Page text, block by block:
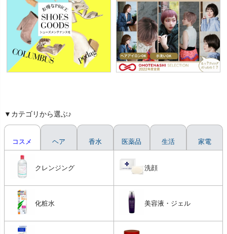
▼カテゴリから選ぶ♪
コスメ
クレンジング 洗顔
化粧水 美容液・ジェル
ヘア 香水 医薬品 生活 家電